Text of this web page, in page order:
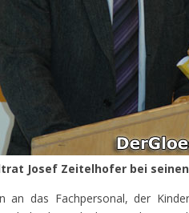
Josef Zeitelhofer bei
an das Fachpersonal, der